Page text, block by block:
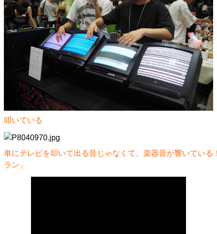
叩いている
単にテレビを叩いて出る音じゃなくて、楽器音が響いている
ラン」